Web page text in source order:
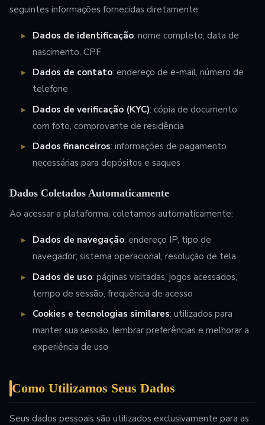
seguintes informações fornecidas diretamente:
Dados de identificação: nome completo, data de
nascimento, CPF
Dados de contato: endereço de e-mail, número de
telefone
Dados de verificação (KYC): cópia de documento
com foto, comprovante de residência
Dados financeiros: informações de pagamento
necessárias para depósitos e saques
Dados Coletados Automaticamente
Ao acessar a plataforma, coletamos automaticamente:
Dados de navegação: endereço IP, tipo de
navegador, sistema operacional, resolução de tela
Dados de uso: páginas visitadas, jogos acessados,
tempo de sessão, frequência de acesso
Cookies e tecnologias similares: utilizados para
manter sua sessão, lembrar preferências e melhorar a
experiência de uso
Como Utilizamos Seus Dados
Seus dados pessoais são utilizados exclusivamente para as